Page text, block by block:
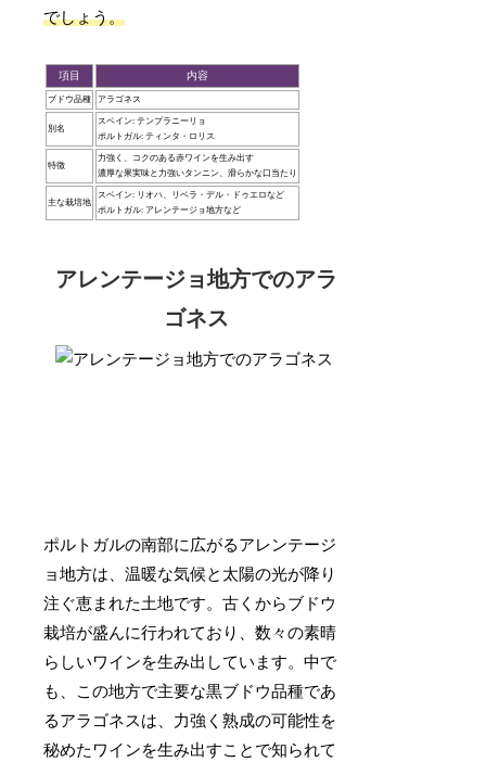
でしょう。
項目 内容
ブドウ品種 アラゴネス
別名
スペイン: テンプラニーリョ
ポルトガル: ティンタ・ロリス
特徴
力強く、コクのある赤ワインを生み出す
濃厚な果実味と力強いタンニン、滑らかな口当たり
主な栽培地
スペイン: リオハ、リベラ・デル・ドゥエロなど
ポルトガル: アレンテージョ地方など
アレンテージョ地方でのアラ
ゴネス
ポルトガルの南部に広がるアレンテージ
ョ地方は、温暖な気候と太陽の光が降り
注ぐ恵まれた土地です。古くからブドウ
栽培が盛んに行われており、数々の素晴
らしいワインを生み出しています。中で
も、この地方で主要な黒ブドウ品種であ
るアラゴネスは、力強く熟成の可能性を
秘めたワインを生み出すことで知られて